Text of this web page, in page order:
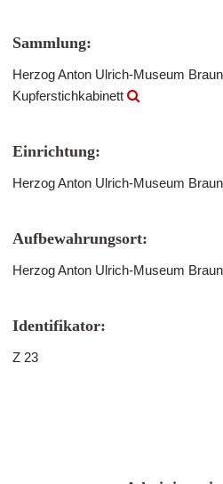
Sammlung:
Herzog Anton Ulrich-Museum
Kupferstichkabinett
Einrichtung:
Herzog Anton Ulrich-Museum
Aufbewahrungsort:
Herzog Anton Ulrich-Museum
Identifikator:
Z 23